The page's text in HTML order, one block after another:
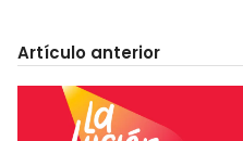
Artículo anterior